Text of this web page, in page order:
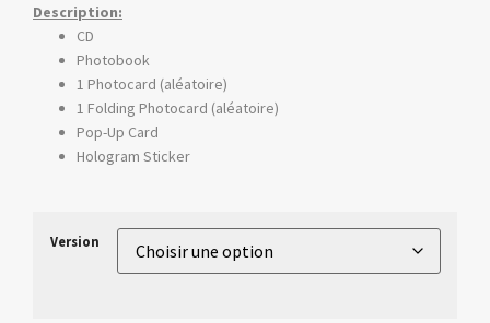
Description:
CD
Photobook
1 Photocard (aléatoire)
1 Folding Photocard (aléatoire)
Pop-Up Card
Hologram Sticker
Version